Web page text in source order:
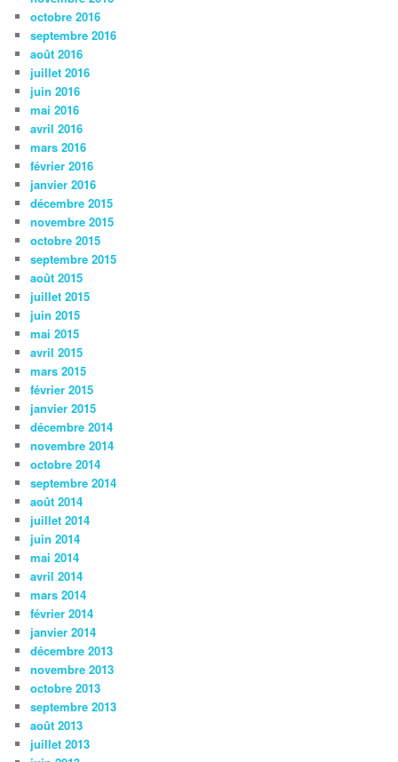
octobre 2016
septembre 2016
août 2016
juillet 2016
juin 2016
mai 2016
avril 2016
mars 2016
février 2016
janvier 2016
décembre 2015
novembre 2015
octobre 2015
septembre 2015
août 2015
juillet 2015
juin 2015
mai 2015
avril 2015
mars 2015
février 2015
janvier 2015
décembre 2014
novembre 2014
octobre 2014
septembre 2014
août 2014
juillet 2014
juin 2014
mai 2014
avril 2014
mars 2014
février 2014
janvier 2014
décembre 2013
novembre 2013
octobre 2013
septembre 2013
août 2013
juillet 2013